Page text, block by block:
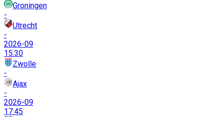
Groningen
-
Utrecht
-
2026-09
15:30
Zwolle
-
Ajax
-
2026-09
17:45